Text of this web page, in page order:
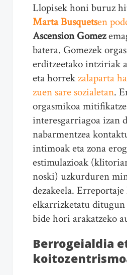
Llopisek honi buruz
Marta Busquetsen
Ascension Gomez
batera. Gomezek
erditzeetako intziriak
eta horrekzalaparta
zuen sare sozialetan.
orgasmikoa
interesgarriagoa izan
nabarmentzea
intimoak eta zona
estimulazioak
noski) uzkurduren
dezakeela.
elkarrizketatu ditugun
bide hori arakatzeko
Berrogeialdia